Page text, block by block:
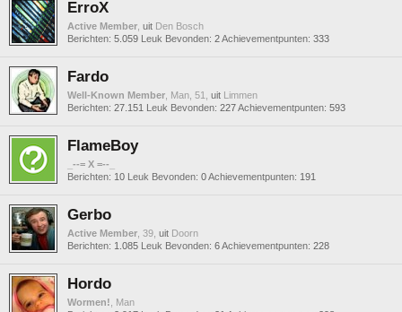
ErroX
Active Member uit Den Bosch
Berichten: 5.059 Leuk Bevonden: 2Achievementpunten: 333
Fardo
Well-Known Member , Man, 51, uit Limmen
Berichten: 27.151 Leuk Bevonden: 227Achievementpunten: 593
FlameBoy
_--= X =--_
Berichten: 10 Leuk Bevonden: 0Achievementpunten: 191
Gerbo
Active Member , 39, uit Doorn
Berichten: 1.085 Leuk Bevonden: 6Achievementpunten: 228
Hordo
Wormen! , Man